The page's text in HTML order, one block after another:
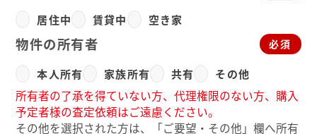
居住中 賃貸中 空き家
必須
物件の所有者
本人所有 家族所有 共有 その他
所有者の了承を得ていない方、代理権限のない方、購入
予定者様の査定依頼はご遠慮ください。
その他を選択された方は、「ご要望・その他」欄へ所有